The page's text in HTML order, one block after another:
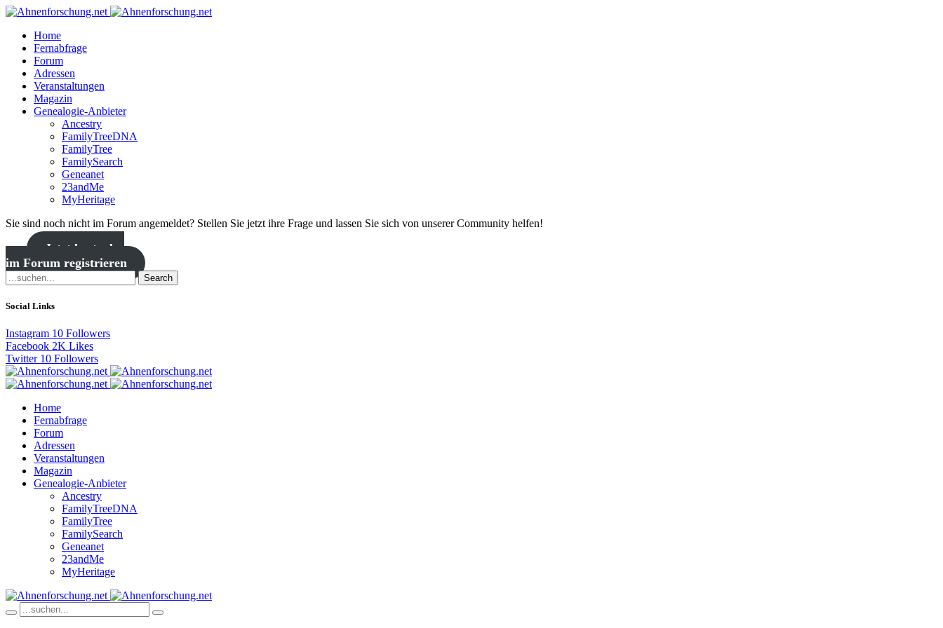
Home
Fernabfrage
Forum
Adressen
Veranstaltungen
Magazin
Genealogie-Anbieter
Ancestry
FamilyTreeDNA
FamilyTree
FamilySearch
Geneanet
23andMe
MyHeritage
Sie sind noch nicht im Forum angemeldet? Stellen Sie jetzt ihre Frage und lassen Sie sich von unserer Community helfen!
Jetzt kostenlos
im Forum registrieren
Search
Social Links
Instagram 10 Followers
Facebook 2K Likes
Twitter 10 Followers
Home
Fernabfrage
Forum
Adressen
Veranstaltungen
Magazin
Genealogie-Anbieter
Ancestry
FamilyTreeDNA
FamilyTree
FamilySearch
Geneanet
23andMe
MyHeritage